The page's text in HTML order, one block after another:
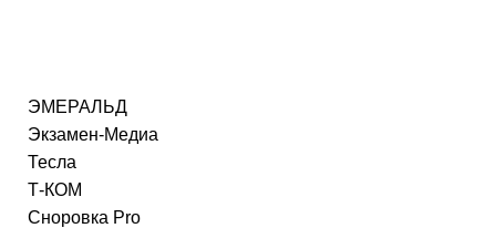
ЭМЕРАЛЬД
Экзамен-Медиа
Тесла
Т-КОМ
Сноровка Pro